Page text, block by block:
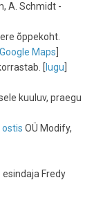
A. Schmidt -
õppekoht.
Google Maps
[ lugu
kuuluv, praegu
ostis OÜ Modify,
Fredy